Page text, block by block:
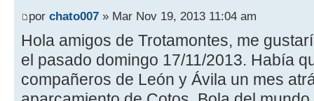
por chato007 » Mar Nov 19, 2013 11:04 am
Hola amigos de Trotamontes, me
el pasado domingo 17/11/2013. Había
compañeros de León y Ávila un mes